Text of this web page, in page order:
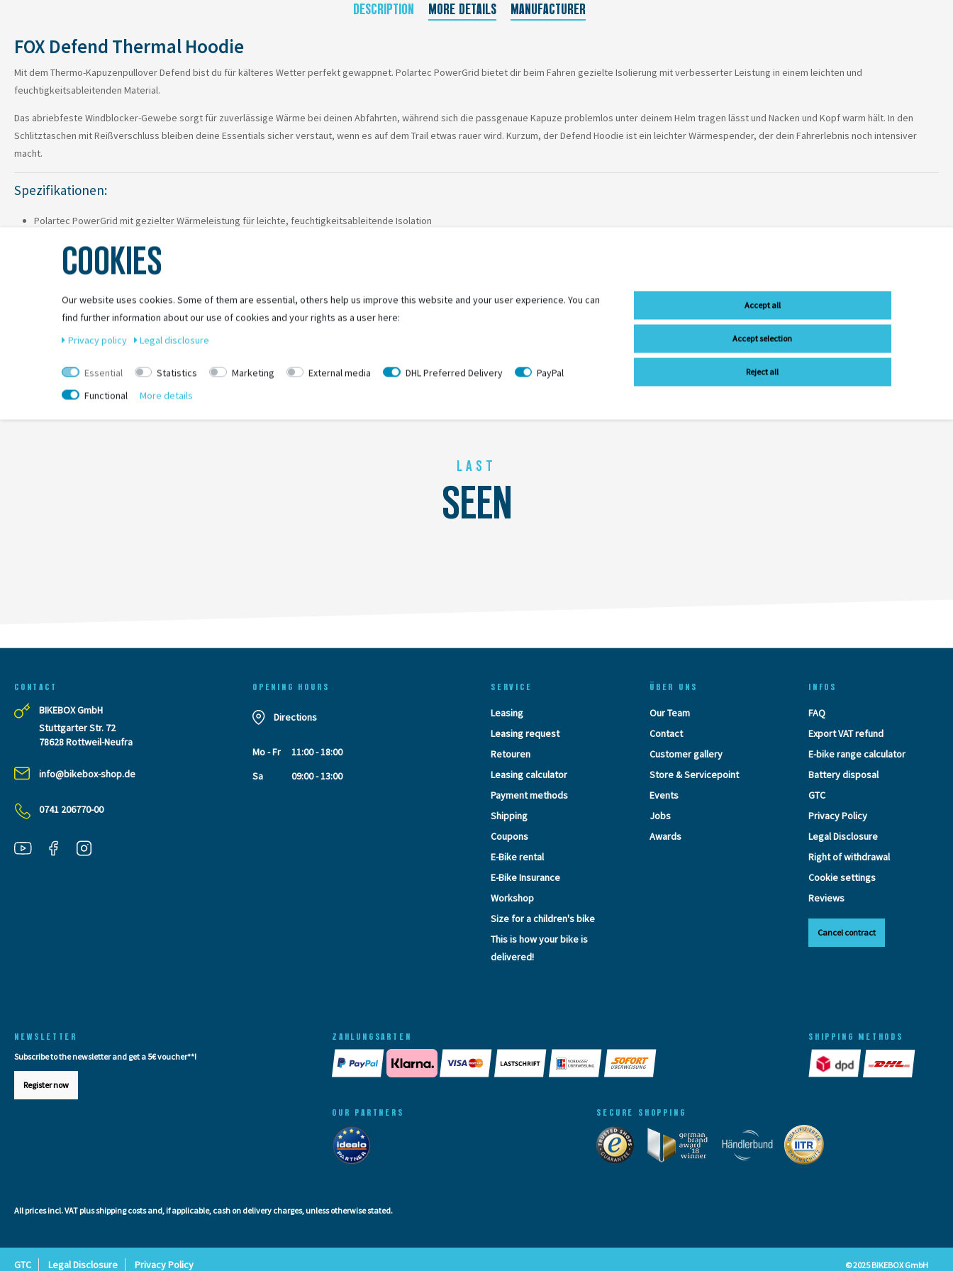
DESCRIPTION MORE DETAILS MANUFACTURER
FOX Defend Thermal Hoodie
Mit dem Thermo-Kapuzenpullover Defend bist du für kälteres Wetter perfekt gewappnet. Polartec PowerGrid bietet dir beim Fahren gezielte Isolierung mit verbesserter Leistung in einem leichten und
feuchtigkeitsableitenden Material.
Das abriebfeste Windblocker-Gewebe sorgt für zuverlässige Wärme bei deinen Abfahrten, während sich die passgenaue Kapuze problemlos unter deinem Helm tragen lässt und Nacken und Kopf warm hält. In den
Schlitztaschen mit Reißverschluss bleiben deine Essentials sicher verstaut, wenn es auf dem Trail etwas rauer wird. Kurzum, der Defend Hoodie ist ein leichter Wärmespender, der dein Fahrerlebnis noch intensiver
macht.
Spezifikationen:
Polartec PowerGrid mit gezielter Wärmeleistung für leichte, feuchtigkeitsableitende Isolation
Passgenaue Kapuze zum Tragen unter dem Helm
Schlitztasche mit Reißverschluss zum sicheren Verstauen deiner Essentials selbst unter extremsten Fahrbedingungen Aus Recyclingmaterialien hergestellt
LAST
SEEN
CONTACT
BIKEBOX GmbH
Stuttgarter Str. 72
78628 Rottweil-Neufra
info@bikebox-shop.de
0741 206770-00
OPENING HOURS
Directions
Mo - Fr
11:00 - 18:00
Sa
09:00 - 13:00
SERVICE
Leasing
Leasing request
Retouren
Leasing calculator
Payment methods
Shipping
Coupons
E-Bike rental
E-Bike Insurance
Workshop
Size for a children's bike
This is how your bike is
delivered!
ÜBER UNS
Our Team
Contact
Customer gallery
Store & Servicepoint
Events
Jobs
Awards
INFOS
FAQ
Export VAT refund
E-bike range calculator
Battery disposal
GTC
Privacy Policy
Legal Disclosure
Right of withdrawal
Cookie settings
Reviews
Cancel contract
NEWSLETTER
Subscribe to the newsletter and get a 5€ voucher**!
Register now
ZAHLUNGSARTEN SHIPPING METHODS
OUR PARTNERS SECURE SHOPPING
All prices incl. VAT plusshipping costsand, if applicable, cash on delivery charges, unless otherwise stated.
GTC Legal Disclosure Privacy Policy © 2025 BIKEBOX GmbH
COOKIES
Our website uses cookies. Some of them are essential, others help us improve this website and your user experience. You can
find further information about our use of cookies and your rights as a user here:
Privacy policy
Legal disclosure
Essential Statistics Marketing External media DHL Preferred Delivery
PayPal
Functional
More details
Accept all
Accept selection
Reject all